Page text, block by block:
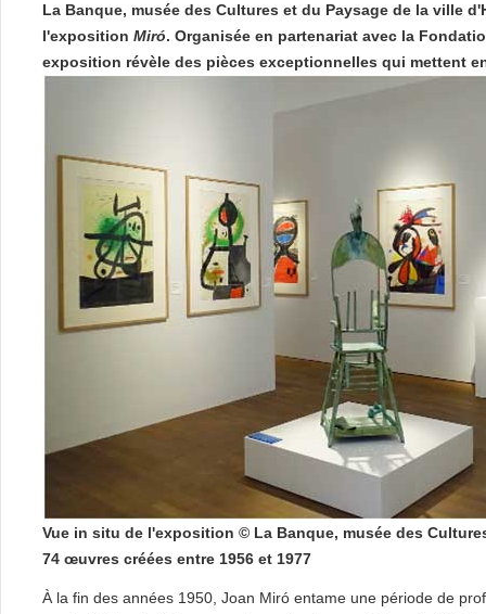
La Banque, musée des Cultures et du Paysage de la ville
l'exposition Miró. Organisée en partenariat avec la
exposition révèle des pièces exceptionnelles qui mettent
Vue in situ de l'exposition © La Banque, musée des
74 œuvres créées entre 1956 et 1977
À la fin des années 1950, Joan Miró entame une période de